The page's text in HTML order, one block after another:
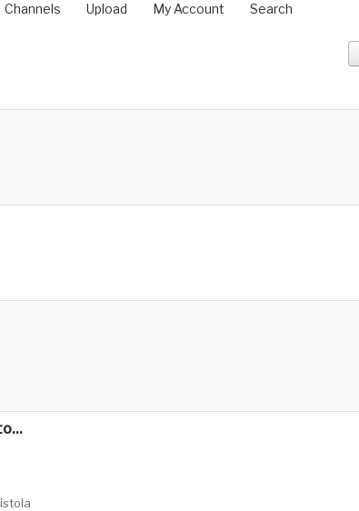
Channels Upload My Account Search